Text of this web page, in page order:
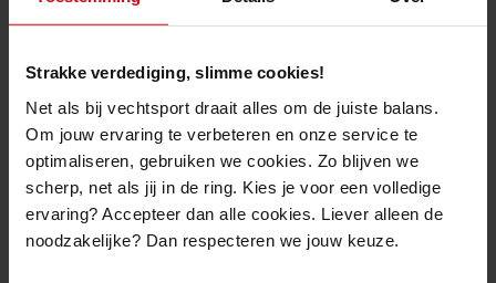
Strakke verdediging, slimme cookies!
Net als bij vechtsport draait alles om de juiste balans.
Om jouw ervaring te verbeteren en onze service te
optimaliseren, gebruiken we cookies. Zo blijven we
scherp, net als jij in de ring. Kies je voor een volledige
ervaring? Accepteer dan alle cookies. Liever alleen de
noodzakelijke? Dan respecteren we jouw keuze.
WKF Approved label
3,8cm breedte
Kleurvast
Zeer licht
10 draads doorstikt